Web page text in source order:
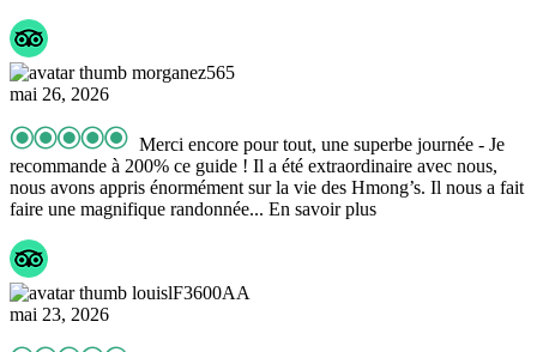
morganez565
mai 26, 2026
Merci encore pour tout, une superbe journée - Je
recommande à 200% ce guide ! Il a été extraordinaire avec nous,
nous avons appris énormément sur la vie des Hmong’s. Il nous a fait
faire une magnifique randonnée... En savoir plus
louislF3600AA
mai 23, 2026